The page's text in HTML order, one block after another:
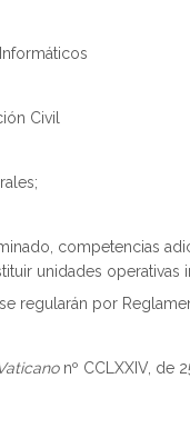
Civil
competencias
unidades operativas
regularán por
nº CCLXXIV, de